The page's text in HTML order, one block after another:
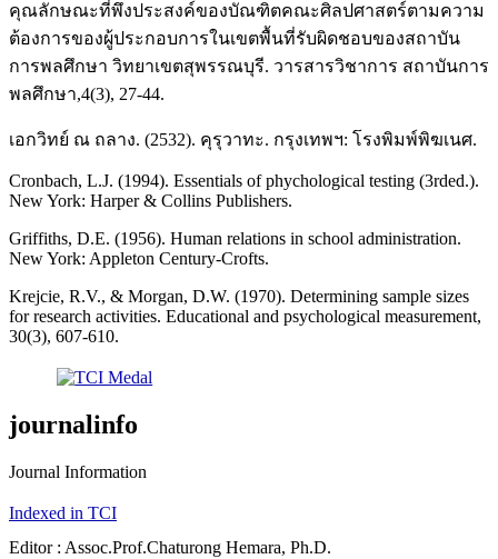
คุณลักษณะที่พึงประสงค์ของบัณฑิตคณะศิลปศาสตร์ตามความ
ต้องการของผู้ประกอบการในเขตพื้นที่รับผิดชอบของสถาบัน
การพลศึกษา วิทยาเขตสุพรรณบุรี. วารสารวิชาการ สถาบันการ
พลศึกษา,4(3), 27-44.
เอกวิทย์ ณ ถลาง. (2532). คุรุวาทะ. กรุงเทพฯ: โรงพิมพ์พิฆเนศ.
Cronbach, L.J. (1994). Essentials of phychological testing (3rded.).
New York: Harper & Collins Publishers.
Griffiths, D.E. (1956). Human relations in school administration.
New York: Appleton Century-Crofts.
Krejcie, R.V., & Morgan, D.W. (1970). Determining sample sizes
for research activities. Educational and psychological measurement,
30(3), 607-610.
journalinfo
Journal Information
Indexed in TCI
Editor : Assoc.Prof.Chaturong Hemara, Ph.D.